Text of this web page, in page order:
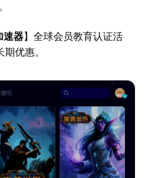
速器】全球会员教育认证活
优惠。